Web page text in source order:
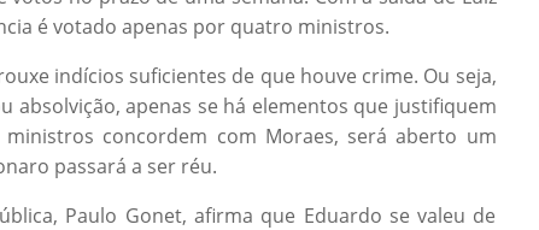
é votado apenas por quatro ministros.
indícios suficientes de que houve crime. Ou seja,
absolvição, apenas se há elementos que justifiquem
concordem com Moraes, será aberto um
passará a ser réu.
Paulo Gonet, afirma que Eduardo se valeu de